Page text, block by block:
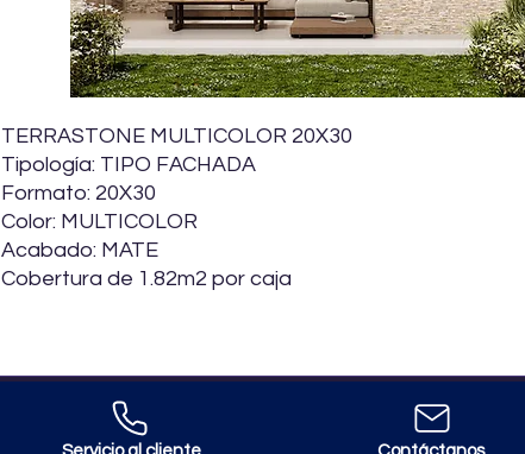
TERRASTONE MULTICOLOR 20X30
Tipología: TIPO FACHADA
Formato: 20X30
Color: MULTICOLOR
Acabado: MATE
Cobertura de 1.82m2 por caja